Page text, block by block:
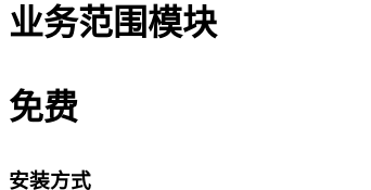
业务范围模块
免费
安装方式